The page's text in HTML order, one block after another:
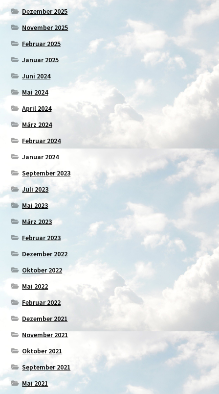
Dezember 2025
November 2025
Februar 2025
Januar 2025
Juni 2024
Mai 2024
April 2024
März 2024
Februar 2024
Januar 2024
September 2023
Juli 2023
Mai 2023
März 2023
Februar 2023
Dezember 2022
Oktober 2022
Mai 2022
Februar 2022
Dezember 2021
November 2021
Oktober 2021
September 2021
Mai 2021